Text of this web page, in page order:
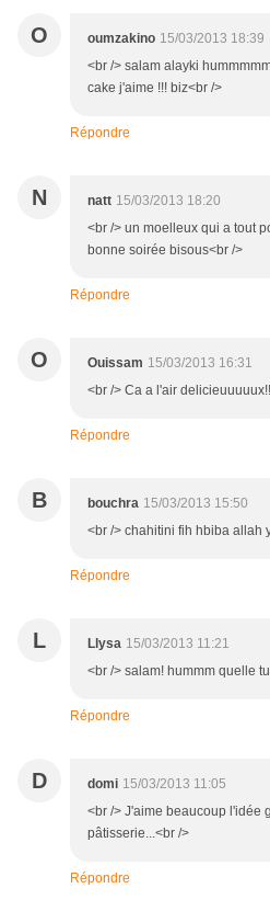
O oumzakino 15/03/2013 18:39
<br /> salam alayki
cake j'aime !!! biz<br />
Répondre
N natt 15/03/2013 18:20
<br /> un moelleux qui a tout
bonne soirée bisous<br />
Répondre
O Ouissam 15/03/2013 16:31
<br /> Ca a l'air
Répondre
B bouchra 15/03/2013 15:50
<br /> chahitini fih hbiba allah
Répondre
L Llysa 15/03/2013 11:21
<br /> salam! hummm quelle
Répondre
D domi 15/03/2013 11:05
<br /> J'aime beaucoup l'idée
pâtisserie...<br />
Répondre